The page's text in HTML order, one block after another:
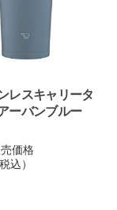
レスキャリータ
ーバンブルー
価格
税込）